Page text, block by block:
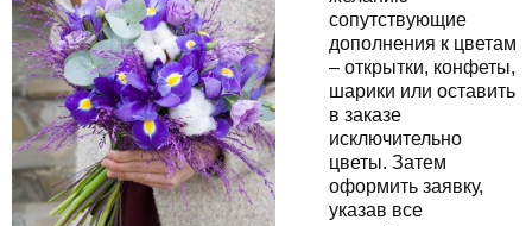
сопутствующие
дополнения к цветам
– открытки, конфеты,
шарики или оставить
в заказе
исключительно
цветы. Затем
оформить заявку,
указав все